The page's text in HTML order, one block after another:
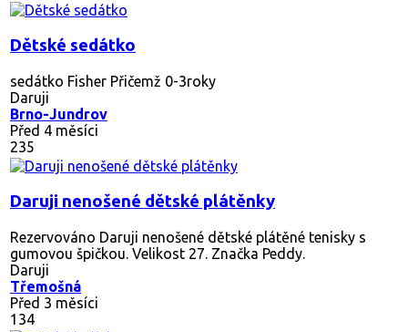
Dětské sedátko
sedátko Fisher Přičemž 0-3roky
Daruji
Brno-Jundrov
Před 4 měsíci
235
Daruji nenošené dětské plátěnky
Rezervováno Daruji nenošené dětské plátěné tenisky s
gumovou špičkou. Velikost 27. Značka Peddy.
Daruji
Třemošná
Před 3 měsíci
134